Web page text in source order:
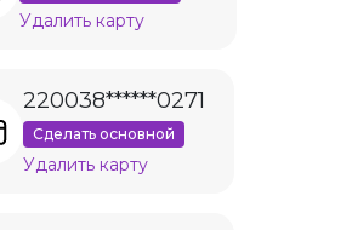
Удалить карту
220038******0271
Сделать основной
Удалить карту